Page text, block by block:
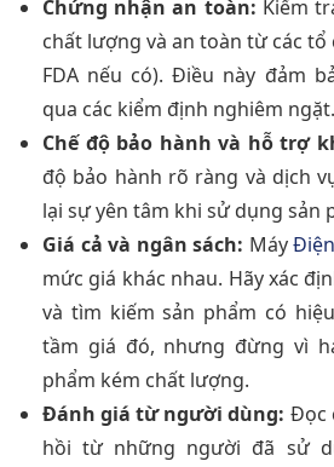
Chứng nhận an toàn: Kiểm
chất lượng và an toàn từ các tổ
FDA nếu có). Điều này đảm
qua các kiểm định nghiêm ngặt.
Chế độ bảo hành và hỗ trợ
độ bảo hành rõ ràng và dịch
lại sự yên tâm khi sử dụng sản
Giá cả và ngân sách: Máy
mức giá khác nhau. Hãy xác
và tìm kiếm sản phẩm có
tầm giá đó, nhưng đừng vì
phẩm kém chất lượng.
Đánh giá từ người dùng: Đọc
hồi từ những người đã sử